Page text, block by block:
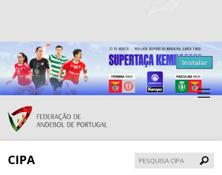
Resultados Andebol
Federação de Andebol de Portugal
Grátis - Disponivel na Play Store
Instalar
CIPA
CIPA